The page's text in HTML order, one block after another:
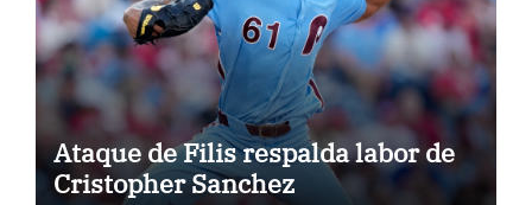
Ataque de Filis respalda labor de
Cristopher Sanchez